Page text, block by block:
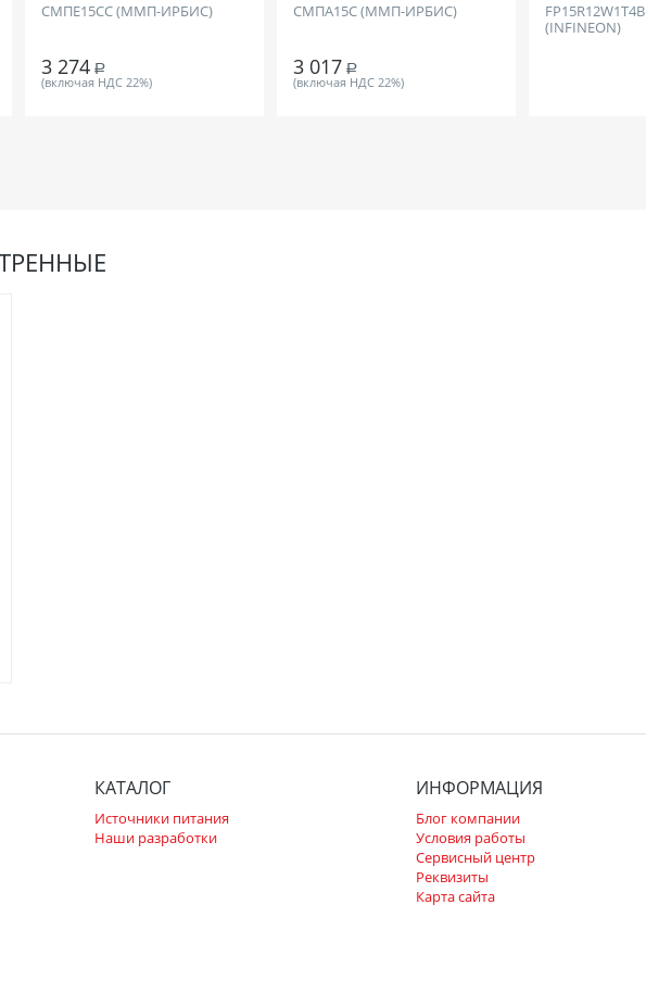
СМПЕ15СС (ММП-ИРБИС)
3 274 Р
(включая НДС 22%)
СМПА15С (ММП-ИРБИС)
3 017 Р
(включая НДС 22%)
(INFINEON)
КАТАЛОГ
Источники питания
Наши разработки
ИНФОРМАЦИЯ
Блог компании
Условия работы
Сервисный центр
Реквизиты
Карта сайта